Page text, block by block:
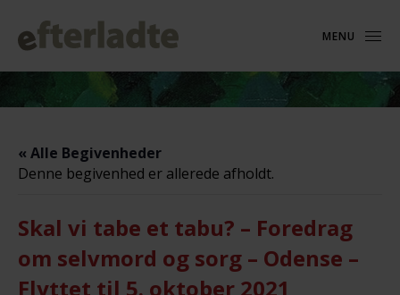
MENU
« Alle Begivenheder
Denne begivenhed er allerede afholdt.
Skal vi tabe et tabu? – Foredrag
om selvmord og sorg – Odense –
Flyttet til 5. oktober 2021